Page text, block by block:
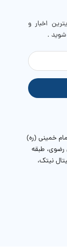
اخبار و
شوید .
خمینی (ره)
رضوی، طبقه
نیتک،